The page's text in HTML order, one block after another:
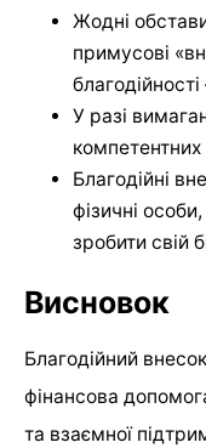
Жодні
примусові
У разі
компетентних
Благодійні
фізичні
зробити свій
Висновок
Благодійний
фінансова
та взаємної